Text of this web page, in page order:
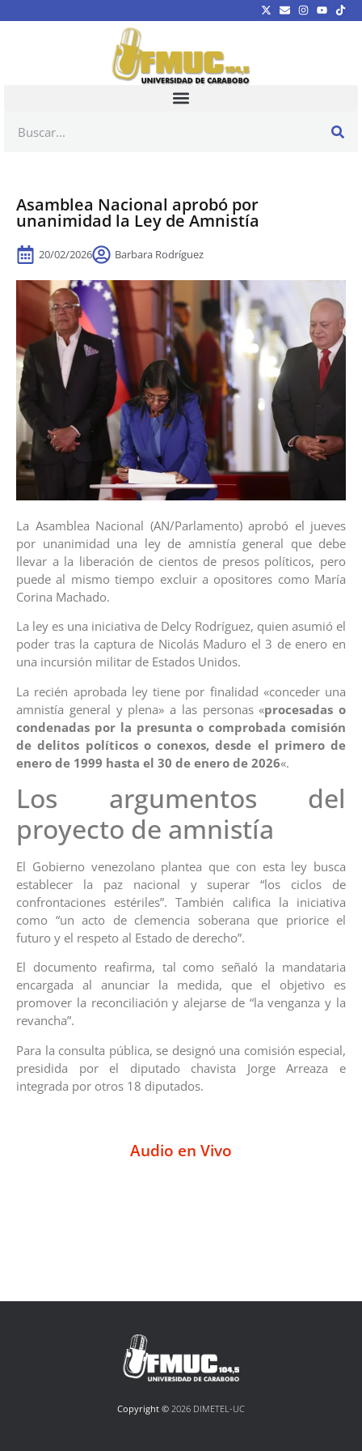
Asamblea Nacional aprobó por
unanimidad la Ley de Amnistía
20/02/2026 Barbara Rodríguez
La Asamblea Nacional (AN/Parlamento) aprobó el jueves
por unanimidad una ley de amnistía general que debe
llevar a la liberación de cientos de presos políticos, pero
puede al mismo tiempo excluir a opositores como María
Corina Machado.
La ley es una iniciativa de Delcy Rodríguez, quien asumió el
poder tras la captura de Nicolás Maduro el 3 de enero en
una incursión militar de Estados Unidos.
La recién aprobada ley tiene por finalidad «conceder una
amnistía general y plena» a las personas «procesadas o
condenadas por la presunta o comprobada comisión
de delitos políticos o conexos, desde el primero de
enero de 1999 hasta el 30 de enero de 2026«.
Los argumentos del
proyecto de amnistía
El Gobierno venezolano plantea que con esta ley busca
establecer la paz nacional y superar “los ciclos de
confrontaciones estériles”. También califica la iniciativa
como “un acto de clemencia soberana que priorice el
futuro y el respeto al Estado de derecho”.
El documento reafirma, tal como señaló la mandataria
encargada al anunciar la medida, que el objetivo es
promover la reconciliación y alejarse de “la venganza y la
revancha”.
Para la consulta pública, se designó una comisión especial,
presidida por el diputado chavista Jorge Arreaza e
integrada por otros 18 diputados.
Audio en Vivo
Copyright © 2026 DIMETEL-UC